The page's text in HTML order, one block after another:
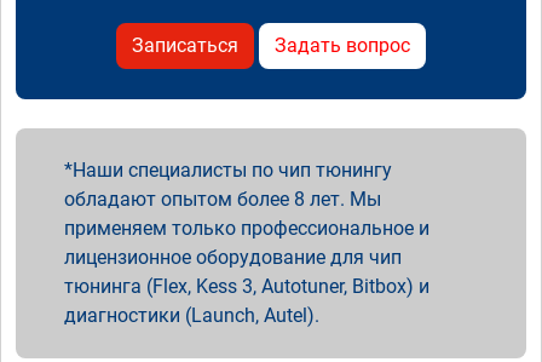
Записаться Задать вопрос
Наши специалисты по чип тюнингу
обладают опытом более 8 лет. Мы
применяем только профессиональное и
лицензионное оборудование для чип
тюнинга (Flex, Kess 3, Autotuner, Bitbox) и
диагностики (Launch, Autel).